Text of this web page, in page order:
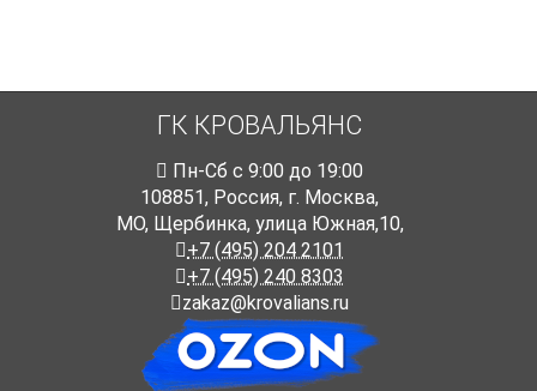
ГК КРОВАЛЬЯНС
Пн-Cб с 9:00 до 19:00
108851, Россия, г. Москва,
МО, Щербинка, улица Южная,10,
+7 (495) 204 2101
+7 (495) 240 8303
zakaz@krovalians.ru